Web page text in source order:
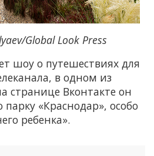
Global Look Press
шоу о путешествиях для
в одном из
странице Вконтакте он
парку «Краснодар», особо
ребенка».